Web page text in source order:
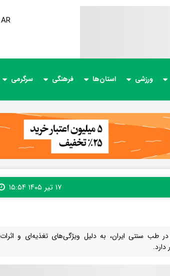
AR
ورزشی استان‌ها فرهنگی سرگرمی
۱۷ تیر ۱۴۰۵ ۱۵:۵۴
در طب سنتی ایران، به دلیل ویژگی‌های تغذیه‌ای و اثرات